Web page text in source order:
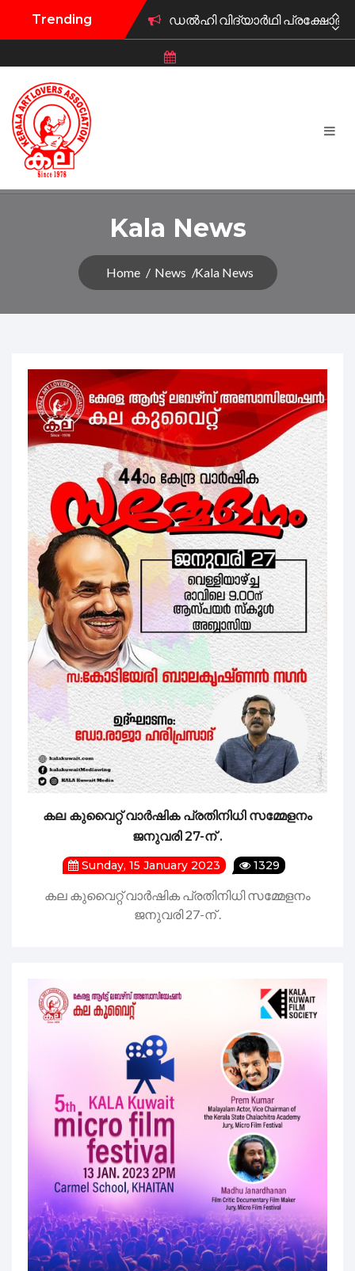
Trending ഡൽഹി വിദ്യാർഥി
കല കുവൈറ്റ് വി.എസ്
കല കുവൈറ്റ് ഫിഫ ലോകകപ്പ്
കല കുവൈറ്റ് ഫിഫ ലോകകപ്പ്
കല കുവൈറ്റ്
അഞ്ചാമത് ലോകകേരള സഭ;
കല കുവൈറ്റ്‌ ഫിലിം
ചെറിയ ഫ്രെയിമുകളിൽ
മലയാളം മിഷൻ കുവൈറ്റ്‌
മരണാനന്തര സഹായം
കല കുവൈറ്റ് - ഫിഫ ലോകകപ്പ്
Kala News
Home News Kala News
കല കുവൈറ്റ് വാർഷിക പ്രതിനിധി സമ്മേളനം
ജനുവരി 27-ന് .
Sunday, 15 January 2023 1329
കല കുവൈറ്റ് വാർഷിക പ്രതിനിധി സമ്മേളനം
ജനുവരി 27-ന് .